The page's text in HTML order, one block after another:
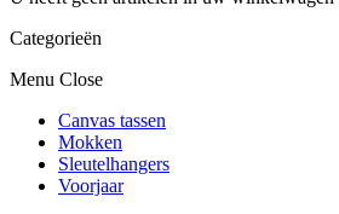
Categorieën
Menu Close
Canvas tassen
Mokken
Sleutelhangers
Voorjaar